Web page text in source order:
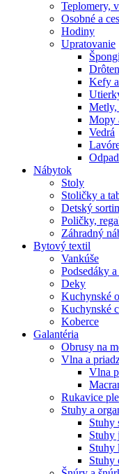
Teplomery,
Osobné a
Hodiny
Upratovanie
Kefy
Metly,
Mopy
Vedrá
Nábytok
Stoly
Stoličky a
Detský
Poličky,
Záhradný
Bytový textil
Vankúše
Podsedáky
Deky
Kuchynské
Kuchynské
Koberce
Galantéria
Obrusy na
Vlna a
Vlna
Rukavice
Stuhy a
Stuhy
Stuhy
Stuhy
Stuhy